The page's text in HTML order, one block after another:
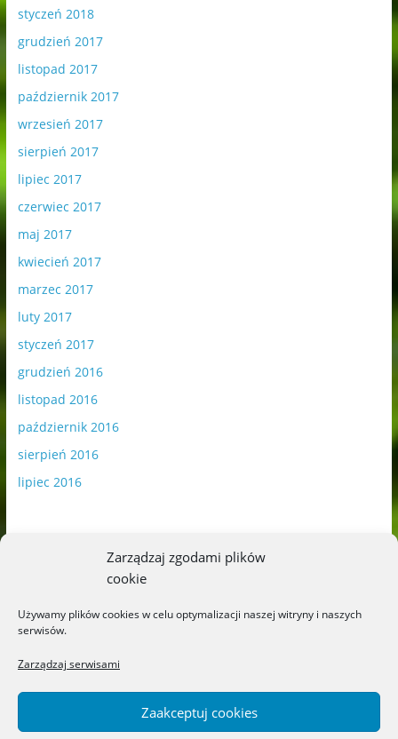
Zarządzaj zgodami plików
cookie
Używamy plików cookies w celu optymalizacji naszej witryny i naszych
serwisów.
Zarządzaj serwisami
Zaakceptuj cookies
styczeń 2018
grudzień 2017
listopad 2017
październik 2017
wrzesień 2017
sierpień 2017
lipiec 2017
czerwiec 2017
maj 2017
kwiecień 2017
marzec 2017
luty 2017
styczeń 2017
grudzień 2016
listopad 2016
październik 2016
sierpień 2016
lipiec 2016